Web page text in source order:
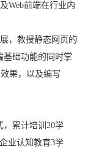
Web前端在行业内
，教授静态网页的
基础功能的同时掌
果，以及编写
，累计培训20学
业认知教育3学